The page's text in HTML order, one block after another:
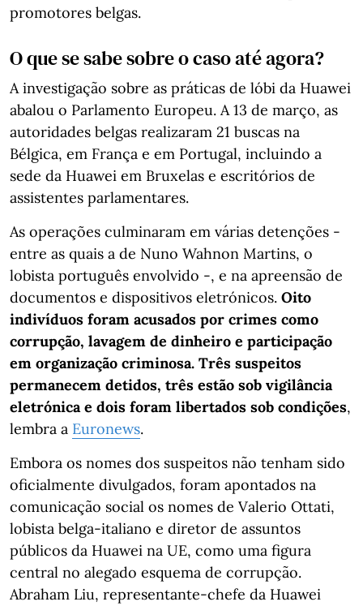
promotores belgas.
O que se sabe sobre o caso até agora?
A investigação sobre as práticas de lóbi da Huawei
abalou o Parlamento Europeu. A 13 de março, as
autoridades belgas realizaram 21 buscas na
Bélgica, em França e em Portugal, incluindo a
sede da Huawei em Bruxelas e escritórios de
assistentes parlamentares.
As operações culminaram em várias detenções -
entre as quais a de Nuno Wahnon Martins, o
lobista português envolvido -, e na apreensão de
documentos e dispositivos eletrónicos. Oito
indivíduos foram acusados por crimes como
corrupção, lavagem de dinheiro e participação
em organização criminosa. Três suspeitos
permanecem detidos, três estão sob vigilância
eletrónica e dois foram libertados sob condições,
lembra a Euronews.
Embora os nomes dos suspeitos não tenham sido
oficialmente divulgados, foram apontados na
comunicação social os nomes de Valerio Ottati,
lobista belga-italiano e diretor de assuntos
públicos da Huawei na UE, como uma figura
central no alegado esquema de corrupção.
Abraham Liu, representante-chefe da Huawei